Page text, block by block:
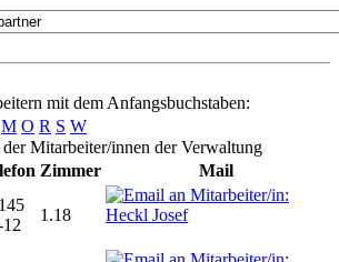
mit dem Anfangsbuchstaben:
M O R S W
Mitarbeiter/innen der Verwaltung
Zimmer
Mail
1.18